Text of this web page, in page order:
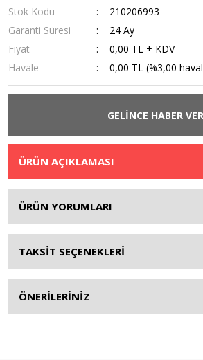
Stok Kodu
210206993
Garanti Süresi
24 Ay
Fiyat
0,00 TL + KDV
Havale
0,00 TL (%3,00
GELİNCE HABER VER
ÜRÜN AÇIKLAMASI
ÜRÜN YORUMLARI
TAKSİT SEÇENEKLERİ
ÖNERİLERİNİZ